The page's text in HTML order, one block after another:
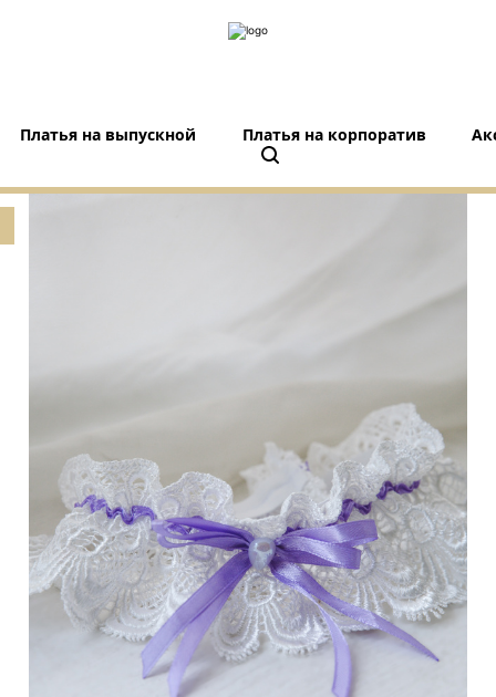
Платья на выпускной Платья на корпоратив